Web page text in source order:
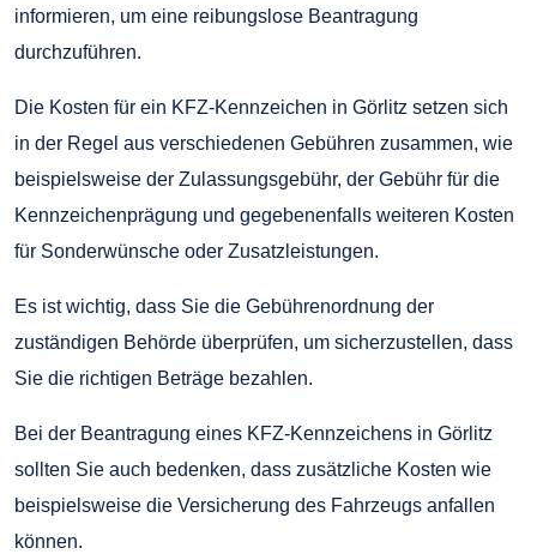
informieren, um eine reibungslose Beantragung
durchzuführen.
Die Kosten für ein KFZ-Kennzeichen in Görlitz setzen sich
in der Regel aus verschiedenen Gebühren zusammen, wie
beispielsweise der Zulassungsgebühr, der Gebühr für die
Kennzeichenprägung und gegebenenfalls weiteren Kosten
für Sonderwünsche oder Zusatzleistungen.
Es ist wichtig, dass Sie die Gebührenordnung der
zuständigen Behörde überprüfen, um sicherzustellen, dass
Sie die richtigen Beträge bezahlen.
Bei der Beantragung eines KFZ-Kennzeichens in Görlitz
sollten Sie auch bedenken, dass zusätzliche Kosten wie
beispielsweise die Versicherung des Fahrzeugs anfallen
können.